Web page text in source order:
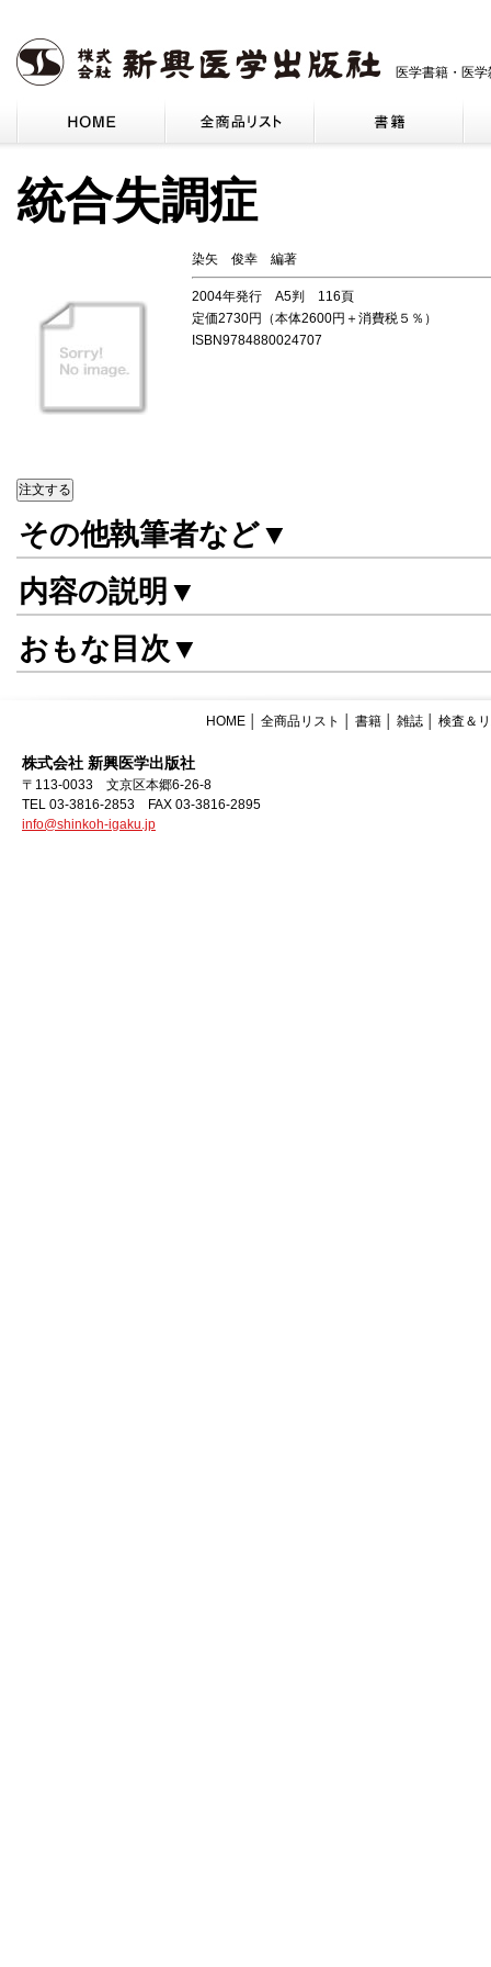
医学書籍・医
統合失調症
染矢 俊幸 編著
2004年発行 A5判 116頁
定価2730円（本体2600円＋消費税５％）
ISBN9784880024707
その他執筆者など▼
内容の説明▼
おもな目次▼
HOME 全商品リスト 書籍 雑誌 検査＆
株式会社 新興医学出版社
〒113-0033 文京区本郷6-26-8
TEL 03-3816-2853 FAX 03-3816-2895
info@shinkoh-igaku.jp